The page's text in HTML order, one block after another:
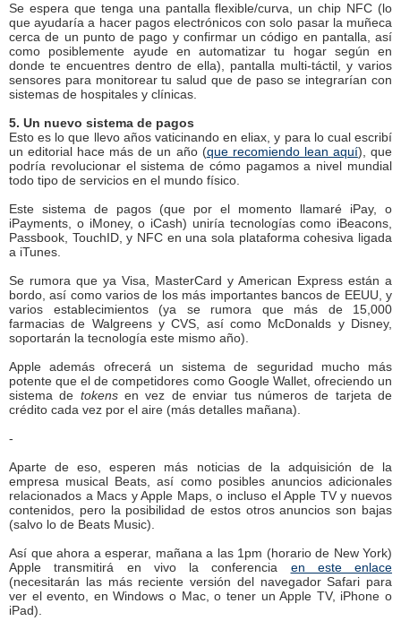
Se espera que tenga una pantalla flexible/curva, un chip NFC (lo
que ayudaría a hacer pagos electrónicos con solo pasar la muñeca
cerca de un punto de pago y confirmar un código en pantalla, así
como posiblemente ayude en automatizar tu hogar según en
donde te encuentres dentro de ella), pantalla multi-táctil, y varios
sensores para monitorear tu salud que de paso se integrarían con
sistemas de hospitales y clínicas.
5. Un nuevo sistema de pagos
Esto es lo que llevo años vaticinando en eliax, y para lo cual escribí
un editorial hace más de un año (que recomiendo lean aquí), que
podría revolucionar el sistema de cómo pagamos a nivel mundial
todo tipo de servicios en el mundo físico.
Este sistema de pagos (que por el momento llamaré iPay, o
iPayments, o iMoney, o iCash) uniría tecnologías como iBeacons,
Passbook, TouchID, y NFC en una sola plataforma cohesiva ligada
a iTunes.
Se rumora que ya Visa, MasterCard y American Express están a
bordo, así como varios de los más importantes bancos de EEUU, y
varios establecimientos (ya se rumora que más de 15,000
farmacias de Walgreens y CVS, así como McDonalds y Disney,
soportarán la tecnología este mismo año).
Apple además ofrecerá un sistema de seguridad mucho más
potente que el de competidores como Google Wallet, ofreciendo un
sistema de tokensen vez de enviar tus números de tarjeta de
crédito cada vez por el aire (más detalles mañana).
-
Aparte de eso, esperen más noticias de la adquisición de la
empresa musical Beats, así como posibles anuncios adicionales
relacionados a Macs y Apple Maps, o incluso el Apple TV y nuevos
contenidos, pero la posibilidad de estos otros anuncios son bajas
(salvo lo de Beats Music).
Así que ahora a esperar, mañana a las 1pm (horario de New York)
Apple transmitirá en vivo la conferencia en este enlace
(necesitarán las más reciente versión del navegador Safari para
ver el evento, en Windows o Mac, o tener un Apple TV, iPhone o
iPad).